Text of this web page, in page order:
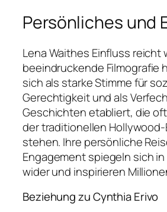
Persönliches und
Lena Waithes Einfluss reicht
beeindruckende Filmografie
sich als starke Stimme für
Gerechtigkeit und als
Geschichten etabliert, die
der traditionellen
stehen. Ihre persönliche
Engagement spiegeln sich
wider und inspirieren
Beziehung zu Cynthia Erivo